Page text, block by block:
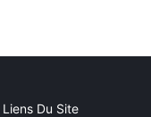
Liens Du Site